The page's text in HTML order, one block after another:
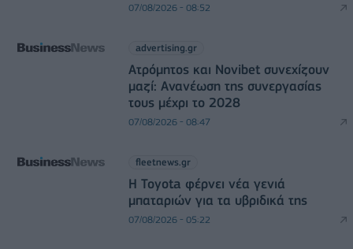
07/08/2026 - 08:52
advertising.gr
Ατρόμητος και Novibet συνεχίζουν
μαζί: Ανανέωση της συνεργασίας
τους μέχρι το 2028
07/08/2026 - 08:47
fleetnews.gr
Η Toyota φέρνει νέα γενιά
μπαταριών για τα υβριδικά της
07/08/2026 - 05:22